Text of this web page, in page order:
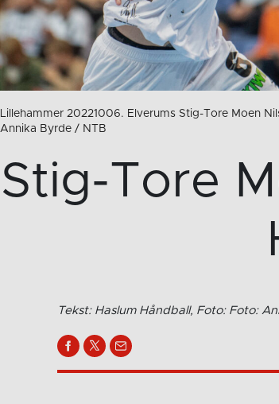
Lillehammer 20221006. Elverums Stig-Tore Moen
Annika Byrde / NTB
Stig-Tore
Tekst: Haslum Håndball, Foto: Foto: